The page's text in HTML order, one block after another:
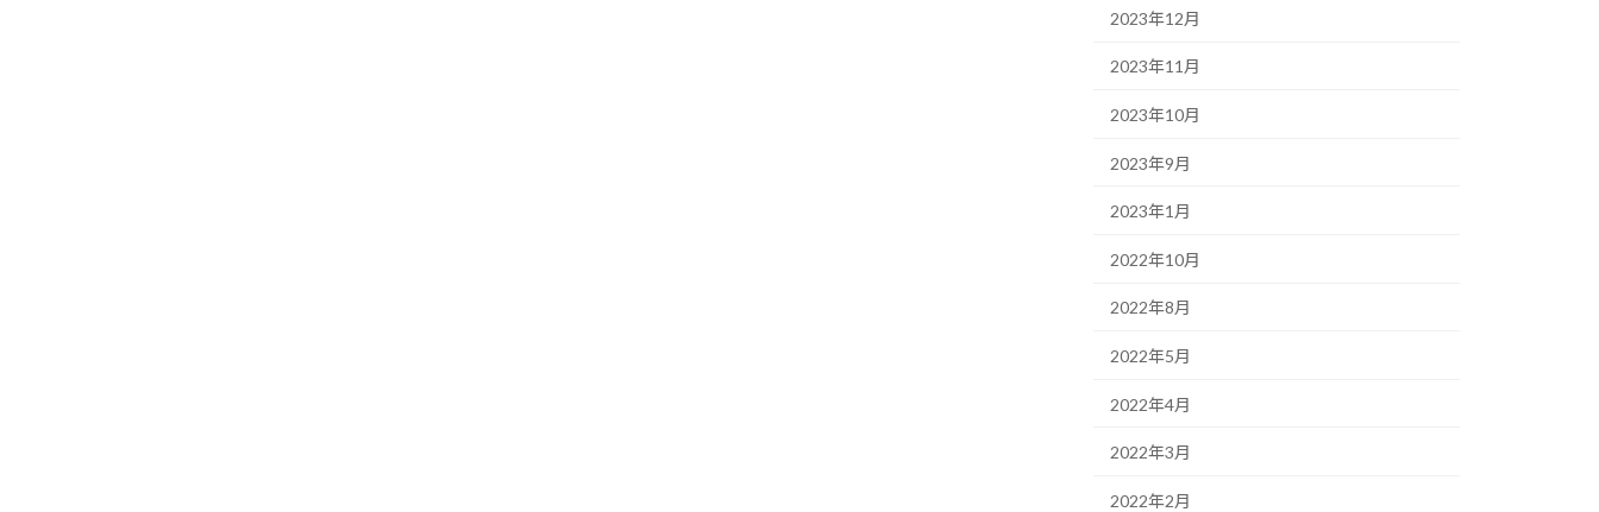
2023年12月
2023年11月
2023年10月
2023年9月
2023年1月
2022年10月
2022年8月
2022年5月
2022年4月
2022年3月
2022年2月